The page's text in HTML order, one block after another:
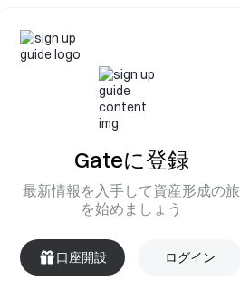
化を迎える
Gateに登録
最新情報を入手して資産形成の旅
を始めましょう
口座開設 ログイン